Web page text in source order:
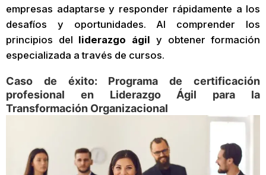
empresas adaptarse y responder rápidamente a los
desafíos y oportunidades. Al comprender los
principios del liderazgo ágil y obtener formación
especializada a través de cursos.
Caso de éxito: Programa de certificación
profesional en Liderazgo Ágil para la
Transformación Organizacional